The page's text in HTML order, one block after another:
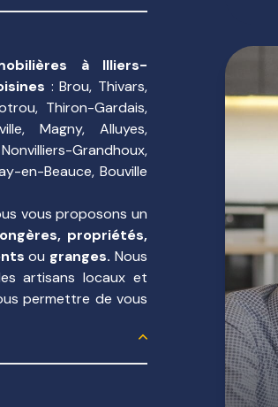
de vente en
d'achat :
des devis dans le
cas de besoin.
authentique chez le
savoir-faire afin
à Illiers-
: Brou, Thivars,
Thiron-Gardais,
Magny, Alluyes,
Grandhoux,
en-Beauce, Bouville
vous proposons un
propriétés,
ou granges. Nous
artisans locaux et
permettre de vous